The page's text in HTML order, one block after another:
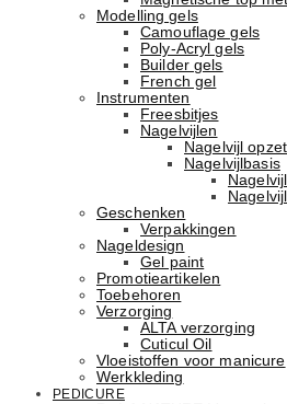
Modelling gels
Camouflage gels
Poly-Acryl gels
Builder gels
French gel
Instrumenten
Freesbitjes
Nagelvijlen
Nagelvijl
Nagelvijlbasis
Geschenken
Verpakkingen
Nageldesign
Gel paint
Promotieartikelen
Toebehoren
Verzorging
ALTA verzorging
Cuticul Oil
Vloeistoffen voor manicure
Werkkleding
PEDICURE